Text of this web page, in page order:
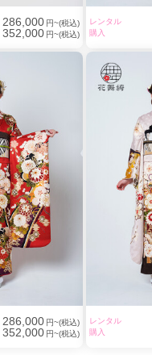
286,000 円~(税込)
352,000 円~(税込)
レンタル
購入
286,000 円~(税込)
352,000 円~(税込)
レンタル
購入